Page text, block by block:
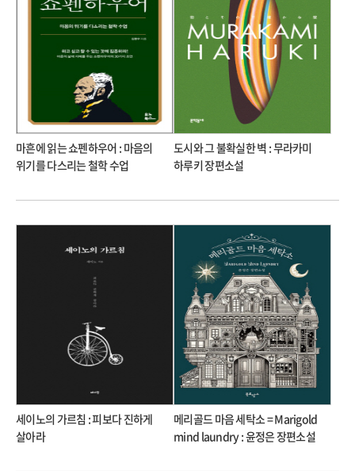
마흔에 읽는 쇼펜하우어 : 마음의
위기를 다스리는 철학 수업
도시와 그 불확실한 벽 : 무라카미
하루키 장편소설
세이노의 가르침 : 피보다 진하게
살아라
메리골드 마음 세탁소 = Marigold
mind laundry : 윤정은 장편소설